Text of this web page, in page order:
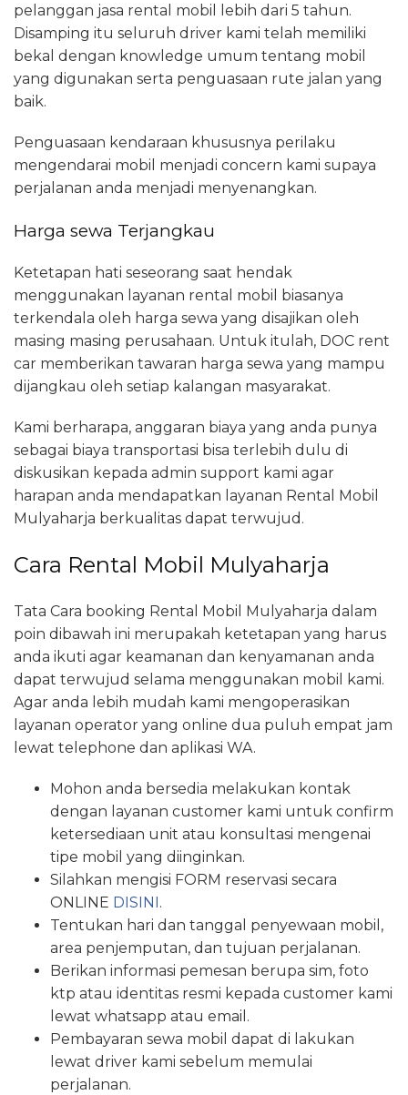
pelanggan jasa rental mobil lebih dari 5 tahun.
Disamping itu seluruh driver kami telah memiliki
bekal dengan knowledge umum tentang mobil
yang digunakan serta penguasaan rute jalan yang
baik.
Penguasaan kendaraan khususnya perilaku
mengendarai mobil menjadi concern kami supaya
perjalanan anda menjadi menyenangkan.
Harga sewa Terjangkau
Ketetapan hati seseorang saat hendak
menggunakan layanan rental mobil biasanya
terkendala oleh harga sewa yang disajikan oleh
masing masing perusahaan. Untuk itulah, DOC rent
car memberikan tawaran harga sewa yang mampu
dijangkau oleh setiap kalangan masyarakat.
Kami berharapa, anggaran biaya yang anda punya
sebagai biaya transportasi bisa terlebih dulu di
diskusikan kepada admin support kami agar
harapan anda mendapatkan layanan Rental Mobil
Mulyaharja berkualitas dapat terwujud.
Cara Rental Mobil Mulyaharja
Tata Cara booking Rental Mobil Mulyaharja dalam
poin dibawah ini merupakah ketetapan yang harus
anda ikuti agar keamanan dan kenyamanan anda
dapat terwujud selama menggunakan mobil kami.
Agar anda lebih mudah kami mengoperasikan
layanan operator yang online dua puluh empat jam
lewat telephone dan aplikasi WA.
Mohon anda bersedia melakukan kontak
dengan layanan customer kami untuk confirm
ketersediaan unit atau konsultasi mengenai
tipe mobil yang diinginkan.
Silahkan mengisi FORM reservasi secara
ONLINE DISINI .
Tentukan hari dan tanggal penyewaan mobil,
area penjemputan, dan tujuan perjalanan.
Berikan informasi pemesan berupa sim, foto
ktp atau identitas resmi kepada customer kami
lewat whatsapp atau email.
Pembayaran sewa mobil dapat di lakukan
lewat driver kami sebelum memulai
perjalanan.